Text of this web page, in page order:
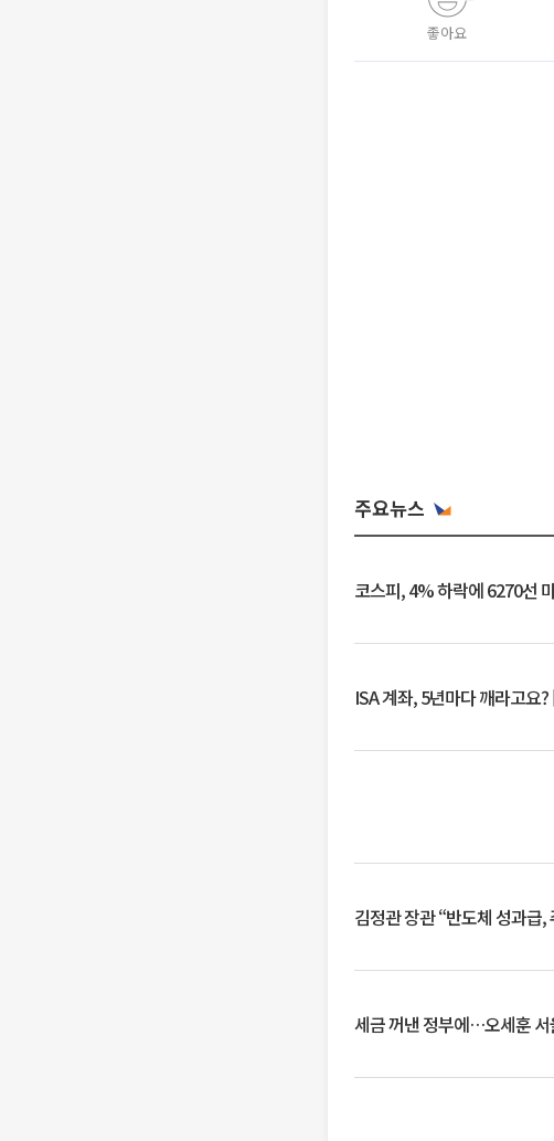
좋아요
주요뉴스
코스피, 4% 하락에 6270선
ISA 계좌, 5년마다 깨라고요
김정관 장관 “반도체 성과급
세금 꺼낸 정부에…오세훈